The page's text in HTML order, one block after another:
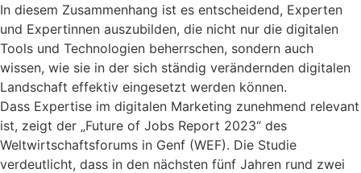
In diesem Zusammenhang ist es entscheidend, Experten
und Expertinnen auszubilden, die nicht nur die digitalen
Tools und Technologien beherrschen, sondern auch
wissen, wie sie in der sich ständig verändernden digitalen
Landschaft effektiv eingesetzt werden können.
Dass Expertise im digitalen Marketing zunehmend relevant
ist, zeigt der „Future of Jobs Report 2023“ des
Weltwirtschaftsforums in Genf (WEF). Die Studie
verdeutlicht, dass in den nächsten fünf Jahren rund zwei